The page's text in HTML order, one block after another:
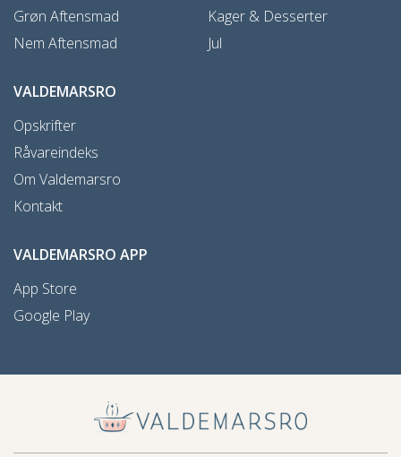
Grøn Aftensmad
Nem Aftensmad
Kager & Desserter
Jul
VALDEMARSRO
Opskrifter
Råvareindeks
Om Valdemarsro
Kontakt
VALDEMARSRO APP
App Store
Google Play